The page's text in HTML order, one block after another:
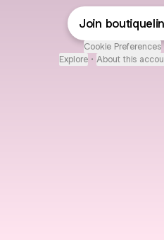
Join
Cookie Preferences
Explore • About this